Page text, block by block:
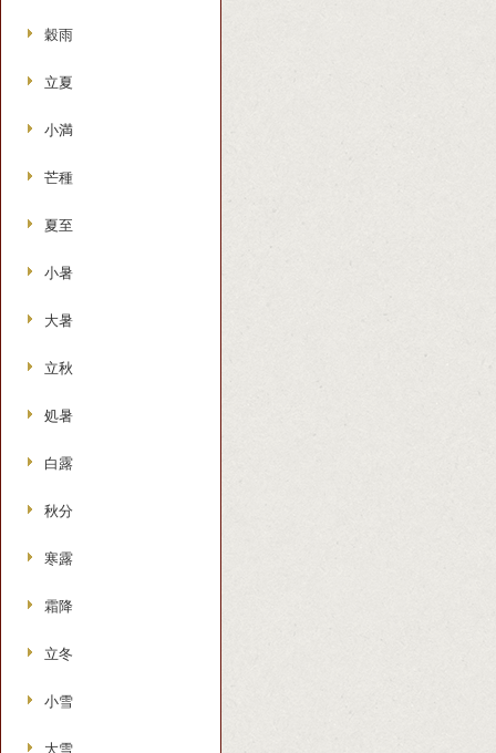
穀雨
立夏
小満
芒種
夏至
小暑
大暑
立秋
処暑
白露
秋分
寒露
霜降
立冬
小雪
大雪